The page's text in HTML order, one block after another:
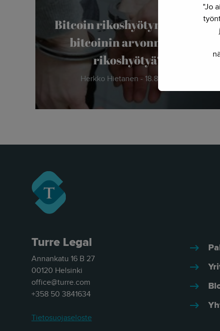
Bitcoin rikoshyötynä: Onko
bitcoinin arvonnousu
rikoshyötyä?
Herkko Hietanen - 18.8.2017
Turre Legal
Annankatu 16 B 27
00120 Helsinki
office@turre.com
+358 50 3841634
Tietosuojaseloste
"Jo